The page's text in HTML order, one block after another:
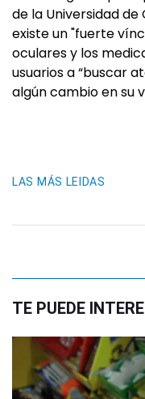
de la Universidad
existe un "fuerte
oculares y los
usuarios a “buscar
algún cambio en su
LAS MÁS LEIDAS
TE PUEDE